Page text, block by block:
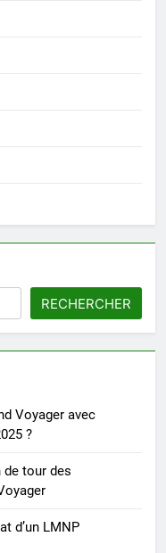
RECHERCHER
Voyager avec
?
de tour des
d’un LMNP